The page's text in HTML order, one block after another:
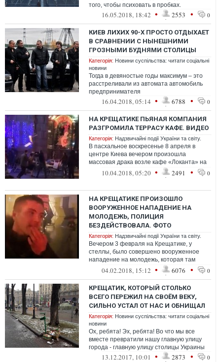
того, чтобы психовать в пробках.
16.05.2018, 18:42 • 2553 • 0
КИЕВ ЛИХИХ 90-Х ПРОСТО ОТДЫХАЕТ
В СРАВНЕНИИ С НЫНЕШНИМИ
ГРОЗНЫМИ БУДНЯМИ СТОЛИЦЫ
Категорія: Новини суспільства: читати соціальні
новини
Тогда в девяностые годы максимум – это
расстреливали из автомата автомобиль
предпринимателя
16.04.2018, 05:14 • 6788 • 0
НА КРЕЩАТИКЕ ПЬЯНАЯ КОМПАНИЯ
РАЗГРОМИЛА ТЕРРАСУ КАФЕ. ВИДЕО
Категорія: Надзвичайні події України та світу.
В пасхальное воскресенье 8 апреля в
центре Киева вечером произошла
массовая драка возле кафе «Локанта» на
Крещатике.
10.04.2018, 05:20 • 2491 • 0
НА КРЕЩАТИКЕ ПРОИЗОШЛО
ВООРУЖЕННОЕ НАПАДЕНИЕ НА
МОЛОДЕЖЬ, ПОЛИЦИЯ
БЕЗДЕЙСТВОВАЛА. ФОТО
Категорія: Надзвичайні події України та світу.
Вечером 3 февраля на Крещатике, у
стеллы, было совершено вооруженное
нападение на молодежь, которая там
отдыхала.
04.02.2018, 15:12 • 6076 • 0
КРЕЩАТИК, КОТОРЫЙ СТОЛЬКО
ВСЕГО ПЕРЕЖИЛ НА СВОЁМ ВЕКУ,
СИЛЬНО УСТАЛ ОТ НАС И ОБНИЩАЛ
Категорія: Новини суспільства: читати соціальні
новини
Ох, ребята! Эх, ребята! Во что мы все
вместе превратили нашу главную улицу
города - главную улицу столицы Украины
13.12.2017, 10:01 • 2873 • 0